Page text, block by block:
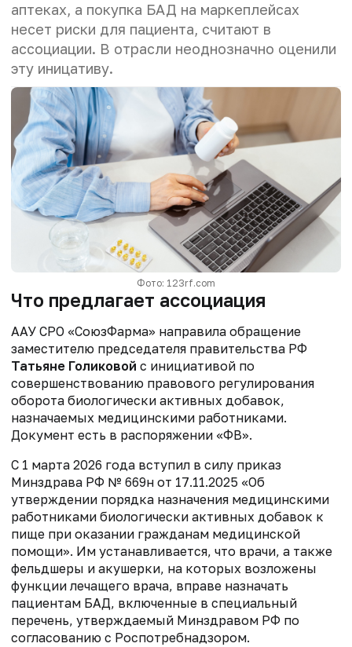
аптеках, а покупка БАД на маркеплейсах
несет риски для пациента, считают в
ассоциации. В отрасли неоднозначно оценили
эту иницативу.
Фото: 123rf.com
Что предлагает ассоциация
ААУ СРО «СоюзФарма» направила обращение
заместителю председателя правительства РФ
Татьяне Голиковой с инициативой по
совершенствованию правового регулирования
оборота биологически активных добавок,
назначаемых медицинскими работниками.
Документ есть в распоряжении «ФВ».
С 1 марта 2026 года вступил в силу приказ
Минздрава РФ № 669н от 17.11.2025 «Об
утверждении порядка назначения медицинскими
работниками биологически активных добавок к
пище при оказании гражданам медицинской
помощи». Им устанавливается, что врачи, а также
фельдшеры и акушерки, на которых возложены
функции лечащего врача, вправе назначать
пациентам БАД, включенные в специальный
перечень, утверждаемый Минздравом РФ по
согласованию с Роспотребнадзором.